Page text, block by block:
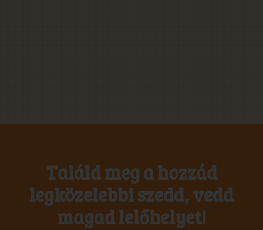
Találd meg a hozzád
legközelebbi szedd, vedd
magad lelőhelyet!